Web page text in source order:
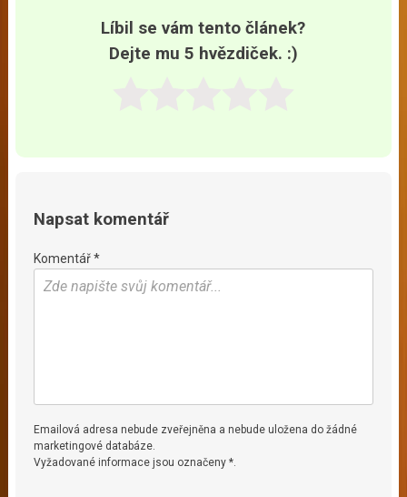
Líbil se vám tento článek?
Dejte mu 5 hvězdiček. :)
Napsat komentář
Komentář *
Emailová adresa nebude zveřejněna a nebude uložena do žádné
marketingové databáze.
Vyžadované informace jsou označeny *.